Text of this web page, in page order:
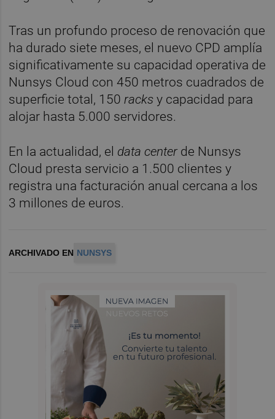
Tras un profundo proceso de renovación que
ha durado siete meses, el nuevo CPD amplía
significativamente su capacidad operativa de
Nunsys Cloud con 450 metros cuadrados de
superficie total, 150racks y capacidad para
alojar hasta 5.000 servidores.
En la actualidad, el data centerde Nunsys
Cloud presta servicio a 1.500 clientes y
registra una facturación anual cercana a los
3 millones de euros.
ARCHIVADO EN NUNSYS